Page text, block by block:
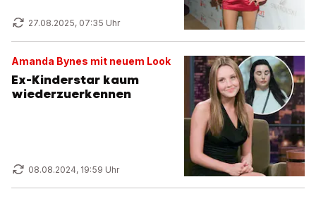
27.08.2025, 07:35 Uhr
Amanda Bynes mit neuem Look
Ex-Kinderstar kaum
wiederzuerkennen
08.08.2024, 19:59 Uhr